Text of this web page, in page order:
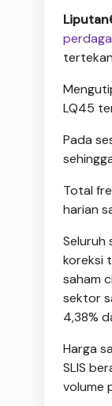
LQ45
Pada
Total
harian
Seluruh
koreksi
saham
sektor
4,38%
Harga
SLIS
volume